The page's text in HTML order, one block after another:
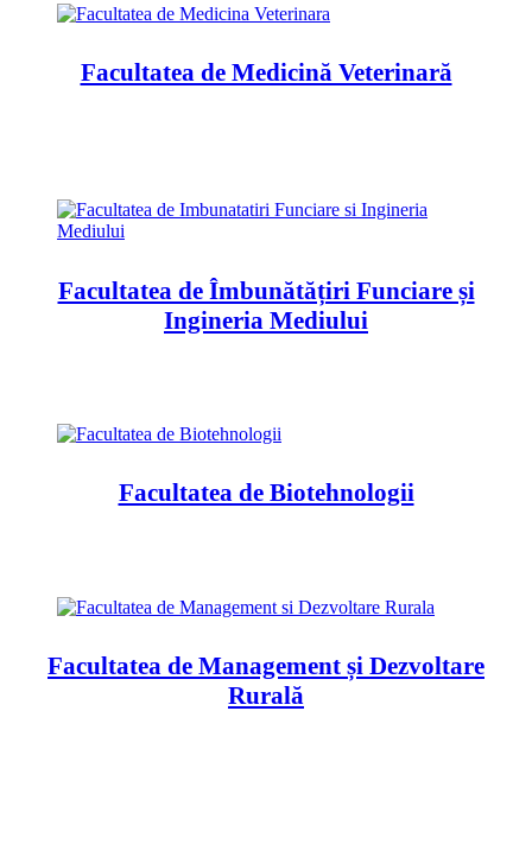
Facultatea de Medicină Veterinară
Facultatea de Îmbunătățiri Funciare și
Ingineria Mediului
Facultatea de Biotehnologii
Facultatea de Management și Dezvoltare
Rurală